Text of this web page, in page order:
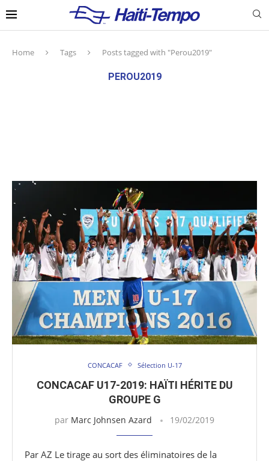
Home Tags Posts tagged with "Perou2019"
PEROU2019
CONCACAF Sélection U-17
CONCACAF U17-2019: HAÏTI HÉRITE DU
GROUPE G
par Marc Johnsen Azard 19/02/2019
Par AZ Le tirage au sort des éliminatoires de la